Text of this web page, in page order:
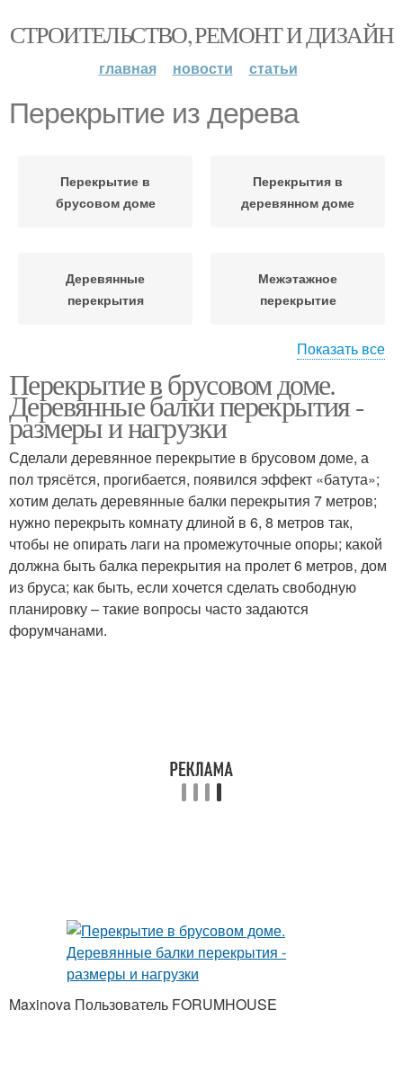
СТРОИТЕЛЬСТВО, РЕМОНТ И ДИЗАЙН
главная новости статьи
Перекрытие из дерева
Перекрытие в
брусовом доме
Перекрытия в
деревянном доме
Деревянные
перекрытия
Межэтажное
перекрытие
Балки для межэтажных
перекрытий
перекрытия
Перекрытия из бруса
Перекрытия на
деревянных лагах
Показать все
Перекрытие в брусовом доме.
Деревянные балки перекрытия -
размеры и нагрузки
Сделали деревянное перекрытие в брусовом доме, а
пол трясётся, прогибается, появился эффект «батута»;
хотим делать деревянные балки перекрытия 7 метров;
нужно перекрыть комнату длиной в 6, 8 метров так,
чтобы не опирать лаги на промежуточные опоры; какой
должна быть балка перекрытия на пролет 6 метров, дом
из бруса; как быть, если хочется сделать свободную
планировку – такие вопросы часто задаются
форумчанами.
Maxinova Пользователь FORUMHOUSE